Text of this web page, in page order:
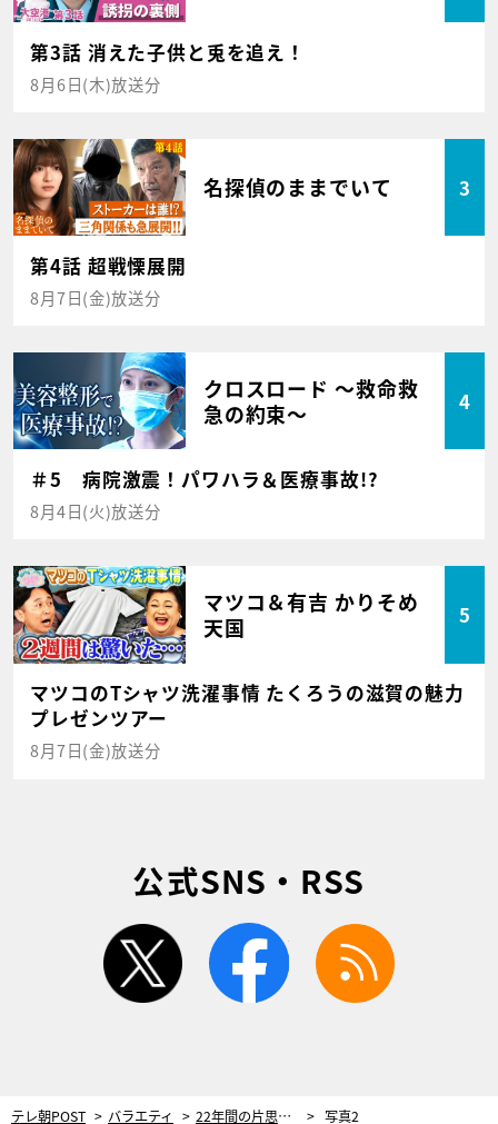
第3話 消えた子供と兎を追え！
8月6日(木)放送分
名探偵のままでいて 3
第4話 超戦慄展開
8月7日(金)放送分
クロスロード ～救命救
急の約束～
4
＃5 病院激震！パワハラ＆医療事故!?
8月4日(火)放送分
マツコ＆有吉 かりそめ
天国
5
マツコのTシャツ洗濯事情 たくろうの滋賀の魅力
プレゼンツアー
8月7日(金)放送分
公式SNS・RSS
twitter facebook
テレ朝POST バラエティ 22年間の片思いが成就！“イケメン幕の内”な夫の存在に妻の両親も驚き「実在の人物なの!?」 写真2